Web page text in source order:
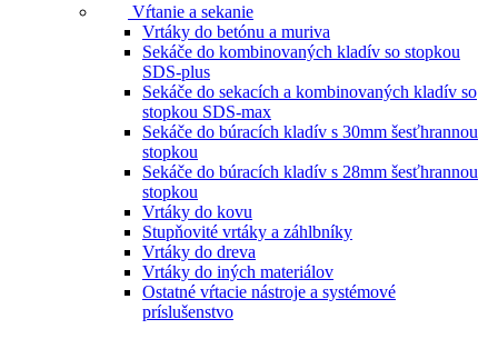
Vŕtanie a sekanie
Vrtáky do betónu a muriva
Sekáče do kombinovaných kladív so stopkou
SDS-plus
Sekáče do sekacích a kombinovaných kladív so
stopkou SDS-max
Sekáče do búracích kladív s 30mm šesťhrannou
stopkou
Sekáče do búracích kladív s 28mm šesťhrannou
stopkou
Vrtáky do kovu
Stupňovité vrtáky a záhlbníky
Vrtáky do dreva
Vrtáky do iných materiálov
Ostatné vŕtacie nástroje a systémové
príslušenstvo